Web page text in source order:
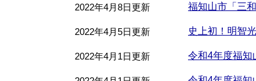
2022年4月8日更新 福知山市「三
2022年4月5日更新 史上初！明智
2022年4月1日更新 令和4年度福知